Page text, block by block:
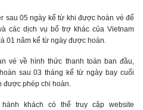
sau 05 ngày kể từ khi được hoàn vé để
các dịch vụ bổ trợ khác của Vietnam
01 năm kể từ ngày được hoàn.
vé về hình thức thanh toán ban đầu,
sau 03 tháng kể từ ngày bay cuối
được phép chi hoàn.
khách có thể truy cập website